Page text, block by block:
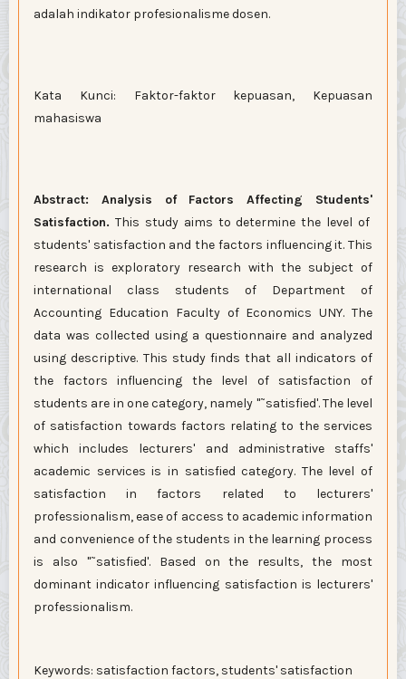
adalah indikator profesionalisme dosen.
Kata Kunci: Faktor-faktor kepuasan, Kepuasan
mahasiswa
Abstract: Analysis of Factors Affecting Students'
Satisfaction. This study aims to determine the level of
students' satisfaction and the factors influencing it. This
research is exploratory research with the subject of
international class students of Department of
Accounting Education Faculty of Economics UNY. The
data was collected using a questionnaire and analyzed
using descriptive. This study finds that all indicators of
the factors influencing the level of satisfaction of
students are in one category, namely "˜satisfied'. The level
of satisfaction towards factors relating to the services
which includes lecturers' and administrative staffs'
academic services is in satisfied category. The level of
satisfaction in factors related to lecturers'
professionalism, ease of access to academic information
and convenience of the students in the learning process
is also "˜satisfied'. Based on the results, the most
dominant indicator influencing satisfaction is lecturers'
professionalism.
Keywords: satisfaction factors, students' satisfaction